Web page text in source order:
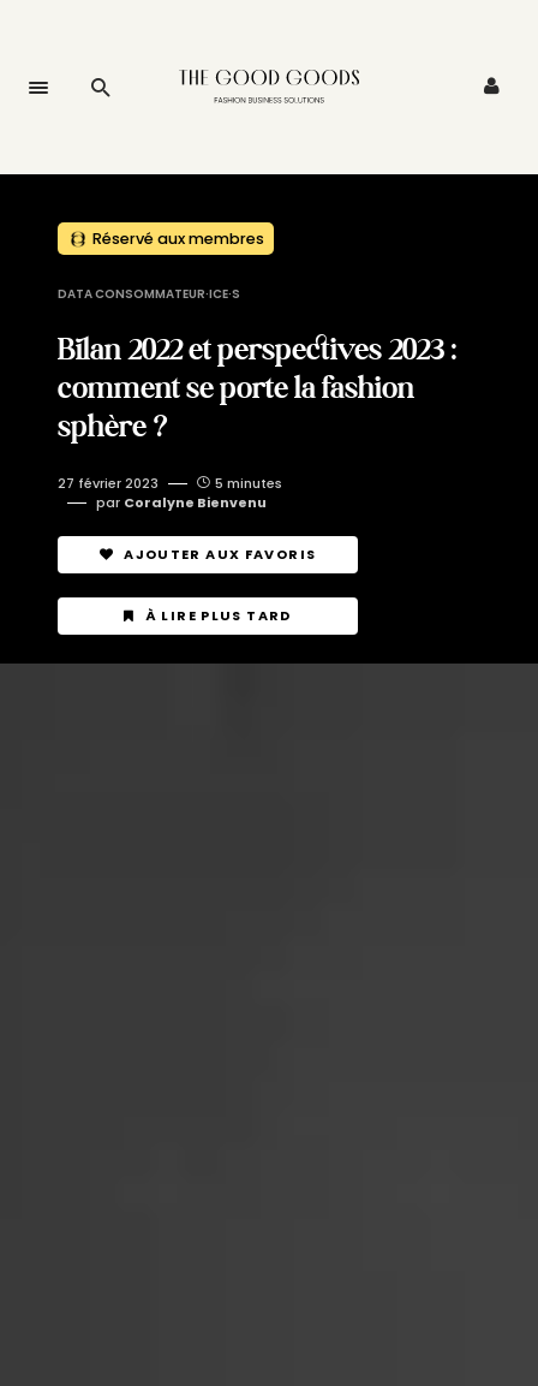
Réservé aux membres
DATA CONSOMMATEUR·ICE·S
Bilan 2022 et perspectives 2023 :
comment se porte la fashion
sphère ?
27 février 2023
5 minutes
par Coralyne Bienvenu
AJOUTER AUX FAVORIS
À LIRE PLUS TARD